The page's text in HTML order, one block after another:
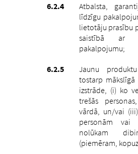
Atbalsta,
līdzīgu
lietotāju prasību
saistībā ar
pakalpojumu;
Jaunu
tostarp mākslīgā
izstrāde, (i) ko
trešās
vārdā, un/vai
personām vai
nolūkam
(piemēram,